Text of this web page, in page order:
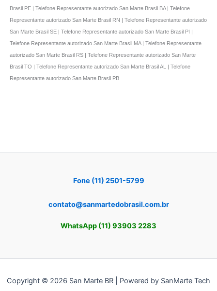
Brasil PE | Telefone Representante autorizado San Marte Brasil BA | Telefone
Representante autorizado San Marte Brasil RN | Telefone Representante autorizado
San Marte Brasil SE | Telefone Representante autorizado San Marte Brasil PI |
Telefone Representante autorizado San Marte Brasil MA | Telefone Representante
autorizado San Marte Brasil RS | Telefone Representante autorizado San Marte
Brasil TO | Telefone Representante autorizado San Marte Brasil AL | Telefone
Representante autorizado San Marte Brasil PB
Fone (11) 2501-5799
contato@sanmartedobrasil.com.br
WhatsApp (11) 93903 2283
Copyright © 2026 San Marte BR | Powered by SanMarte Tech